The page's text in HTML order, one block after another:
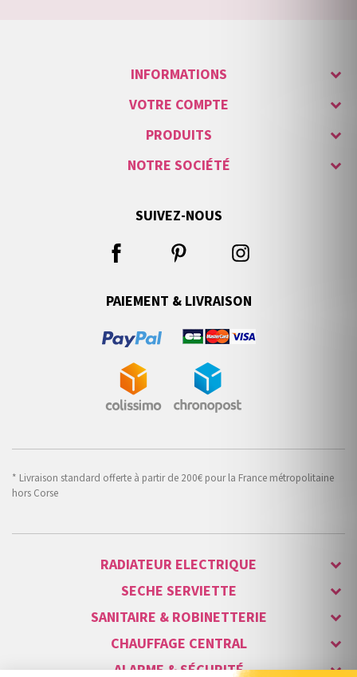
INFORMATIONS
VOTRE COMPTE
PRODUITS
NOTRE SOCIÉTÉ
SUIVEZ-NOUS
PAIEMENT & LIVRAISON
* Livraison standard offerte à partir de 200€ pour la France métropolitaine
hors Corse
RADIATEUR ELECTRIQUE
SECHE SERVIETTE
SANITAIRE & ROBINETTERIE
CHAUFFAGE CENTRAL
ALARME & SÉCURITÉ